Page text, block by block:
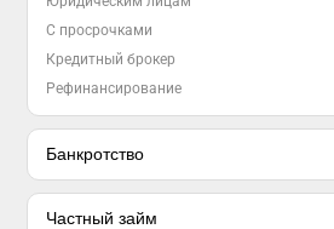
С просрочками
Кредитный брокер
Рефинансирование
Банкротство
Частный займ